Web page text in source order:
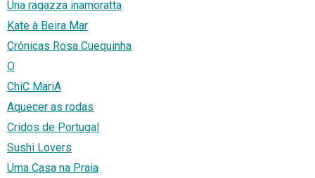
Una ragazza inamoratta
Kate à Beira Mar
Crónicas Rosa Cuequinha
O
ChiC MariA
Aquecer as rodas
Cridos de Portugal
Sushi Lovers
Uma Casa na Praia